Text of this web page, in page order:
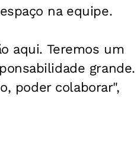
na equipe.
aqui. Teremos um
grande.
poder colaborar",